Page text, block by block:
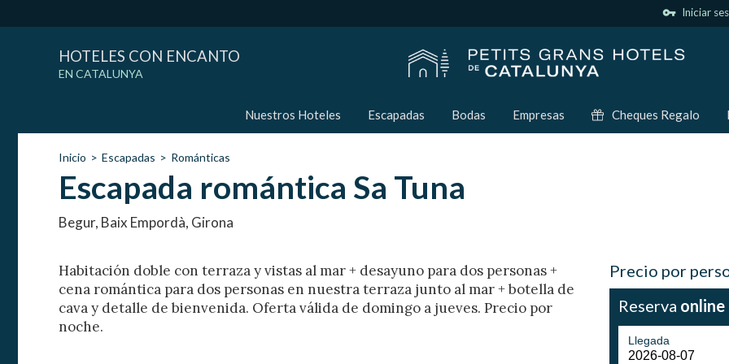
vpn_key Iniciar
HOTELES CON ENCANTO
EN CATALUNYA
Nuestros Hoteles Escapadas Bodas Empresas Cheques Regalo
Inicio Escapadas Románticas
Escapada romántica Sa Tuna
Begur, Baix Empordà, Girona
Habitación doble con terraza y vistas al mar + desayuno para dos personas +
cena romántica para dos personas en nuestra terraza junto al mar + botella de
cava y detalle de bienvenida. Oferta válida de domingo a jueves. Precio por
noche.
Precio por
Reserva online
Llegada